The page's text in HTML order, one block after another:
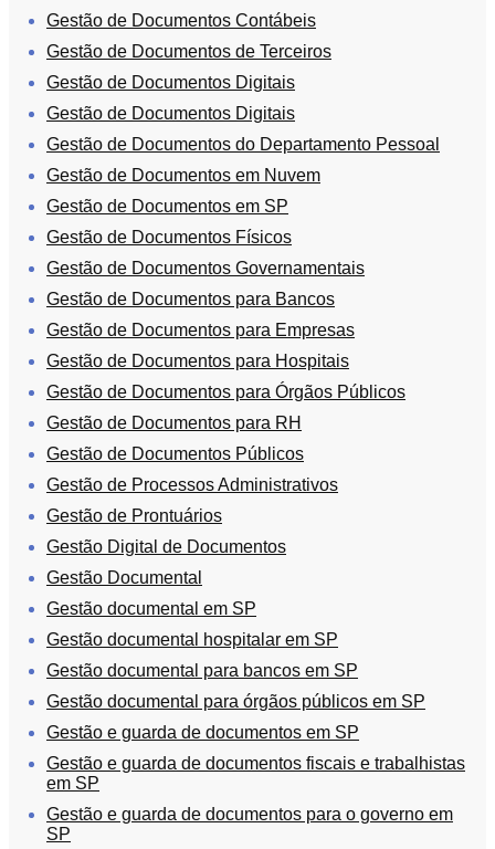
Gestão de Documentos Contábeis
Gestão de Documentos de Terceiros
Gestão de Documentos Digitais
Gestão de Documentos Digitais
Gestão de Documentos do Departamento Pessoal
Gestão de Documentos em Nuvem
Gestão de Documentos em SP
Gestão de Documentos Físicos
Gestão de Documentos Governamentais
Gestão de Documentos para Bancos
Gestão de Documentos para Empresas
Gestão de Documentos para Hospitais
Gestão de Documentos para Órgãos Públicos
Gestão de Documentos para RH
Gestão de Documentos Públicos
Gestão de Processos Administrativos
Gestão de Prontuários
Gestão Digital de Documentos
Gestão Documental
Gestão documental em SP
Gestão documental hospitalar em SP
Gestão documental para bancos em SP
Gestão documental para órgãos públicos em SP
Gestão e guarda de documentos em SP
Gestão e guarda de documentos fiscais e trabalhistas
em SP
Gestão e guarda de documentos para o governo em
SP